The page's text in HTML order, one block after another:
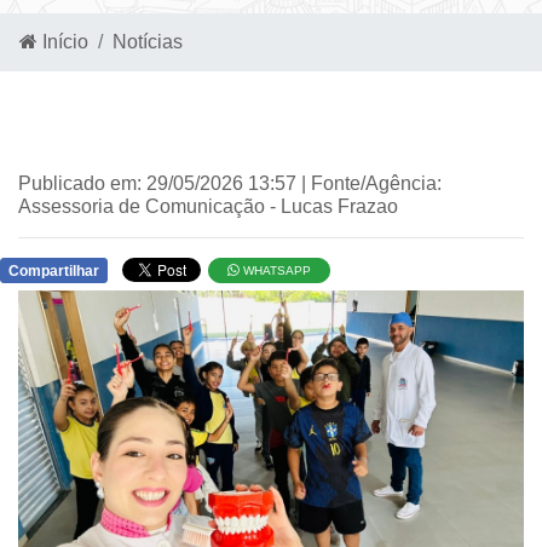
Início Notícias
Publicado em: 29/05/2026 13:57 | Fonte/Agência:
Assessoria de Comunicação - Lucas Frazao
Compartilhar WHATSAPP